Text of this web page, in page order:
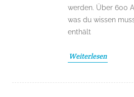
werden. Über 600
was du wissen
enthält
Weiterlesen